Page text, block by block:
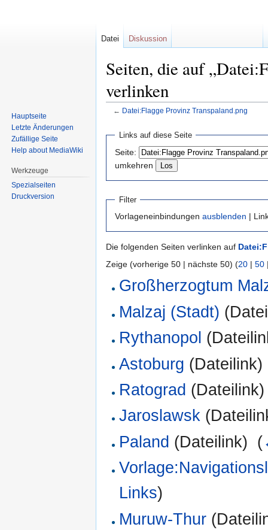
Seiten, die auf
verlinken
← Datei:Flagge Provinz Transpaland.png
Navigation
springen
springen
Links auf diese Seite
Seite:
umkehren
Filter
Vorlageneinbindungen ausblenden |
Die folgenden Seiten verlinken auf
Zeige (vorherige 50 | nächste 50) (20 | 50
Großherzogtum
Malzaj (Stadt)
Rythanopol
Astoburg
Ratograd
Jaroslawsk
Paland (Dateilink) ‎ (
Links)
Muruw-Thur
Datei Diskussion
Hauptseite
Letzte Änderungen
Zufällige Seite
Help about MediaWiki
Werkzeuge
Spezialseiten
Druckversion